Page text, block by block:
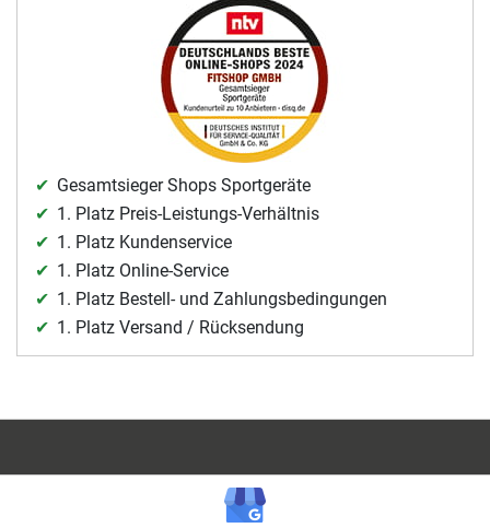
Gesamtsieger Shops Sportgeräte
1. Platz Preis-Leistungs-Verhältnis
1. Platz Kundenservice
1. Platz Online-Service
1. Platz Bestell- und Zahlungsbedingungen
1. Platz Versand / Rücksendung